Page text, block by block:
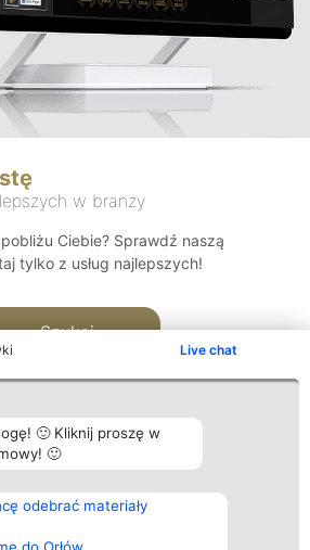
Live chat
🙂 Kliknij proszę w
🙂
odebrać materiały
w branży
Ciebie? Sprawdź naszą
tylko z usług najlepszych!
Szukaj
Plebiscyt
Laureaci
wszystkich
Kontakt
Kontakt